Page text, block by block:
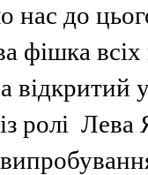
нас до
фішка
відкритий
ролі